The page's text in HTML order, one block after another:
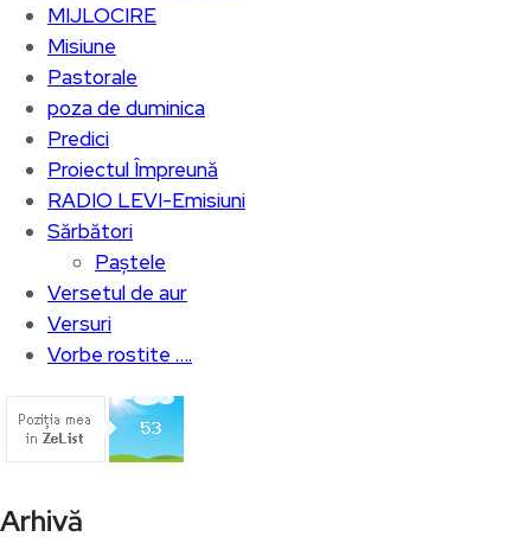
MIJLOCIRE
Misiune
Pastorale
poza de duminica
Predici
Proiectul Împreună
RADIO LEVI-Emisiuni
Sărbători
Paștele
Versetul de aur
Versuri
Vorbe rostite ….
Arhivă